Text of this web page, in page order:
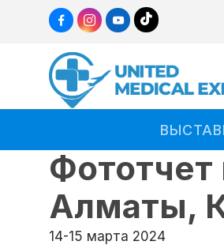
Алматы,
14-15 марта 2024